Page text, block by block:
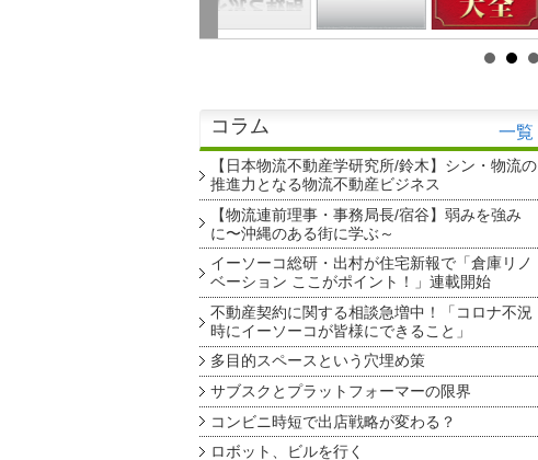
コラム 一覧
【日本物流不動産学研究所/鈴木】シン・物流の
推進力となる物流不動産ビジネス
【物流連前理事・事務局長/宿谷】弱みを強み
に〜沖縄のある街に学ぶ～
イーソーコ総研・出村が住宅新報で「倉庫リノ
ベーション ここがポイント！」連載開始
不動産契約に関する相談急増中！「コロナ不況
時にイーソーコが皆様にできること」
多目的スペースという穴埋め策
サブスクとプラットフォーマーの限界
コンビニ時短で出店戦略が変わる？
ロボット、ビルを行く